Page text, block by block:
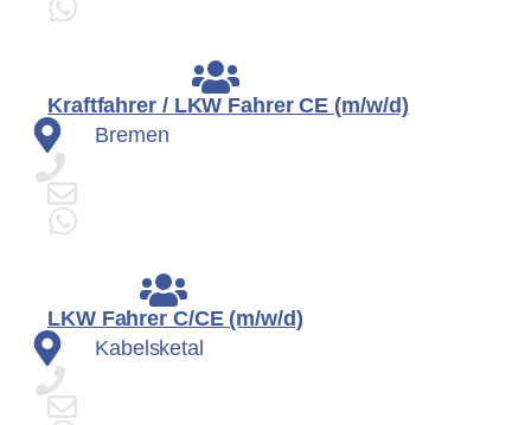
Kraftfahrer / LKW Fahrer CE (m/w/d)
Bremen
LKW Fahrer C/CE (m/w/d)
Kabelsketal